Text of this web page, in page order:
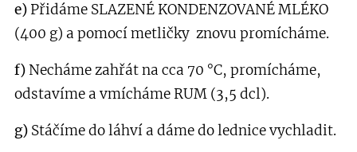
e) Přidáme SLAZENÉ KONDENZOVANÉ MLÉKO
(400 g) a pomocí metličky znovu promícháme.
f) Necháme zahřát na cca 70 °C, promícháme,
odstavíme a vmícháme RUM (3,5 dcl).
g) Stáčíme do láhví a dáme do lednice vychladit.